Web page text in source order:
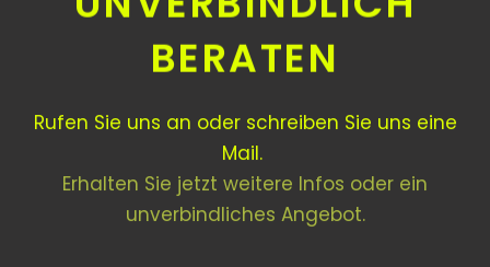
BERATEN
Rufen Sie uns an oder schreiben Sie uns eine
Mail.
Erhalten Sie jetzt weitere Infos oder ein
unverbindliches Angebot.